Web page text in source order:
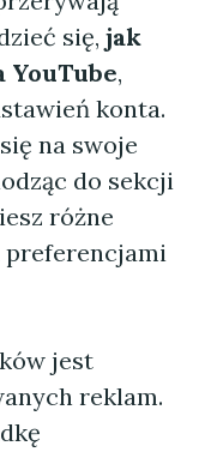
się, jak
,
konta.
na swoje
do sekcji
różne
preferencjami
jest
reklam.